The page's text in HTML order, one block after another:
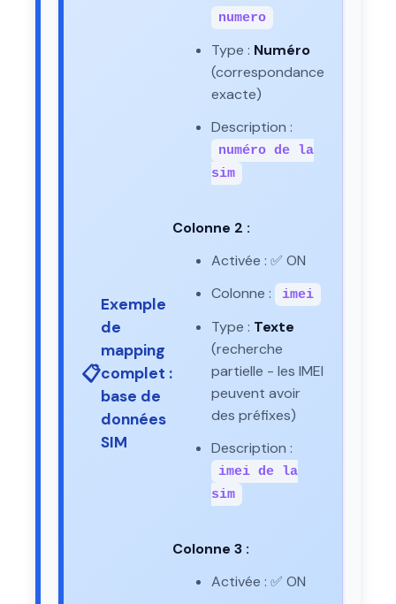
📋
Exemple
de
mapping
complet :
base de
données
SIM
numero
Type : Numéro
(correspondance
exacte)
Description :
numéro de la
sim
Colonne 2 :
Activée : ✅ ON
Colonne :
imei
Type : Texte
(recherche
partielle - les IMEI
peuvent avoir
des préfixes)
Description :
imei de la
sim
Colonne 3 :
Activée : ✅ ON